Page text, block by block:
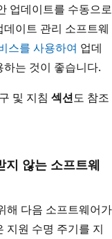
업데이트를 수동으로
이트 관리 소프트웨
스를 사용하여 업데
는 것이 좋습니다.
및 지침 섹션도 참조
지 않는 소프트웨
해 다음 소프트웨어가
지원 수명 주기를 지